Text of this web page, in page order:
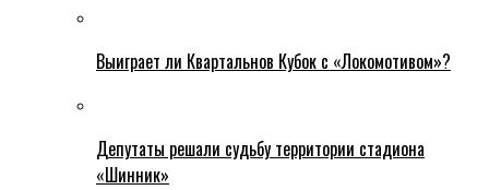
Выиграет ли Квартальнов Кубок с «Локомотивом»?
Депутаты решали судьбу территории стадиона
«Шинник»